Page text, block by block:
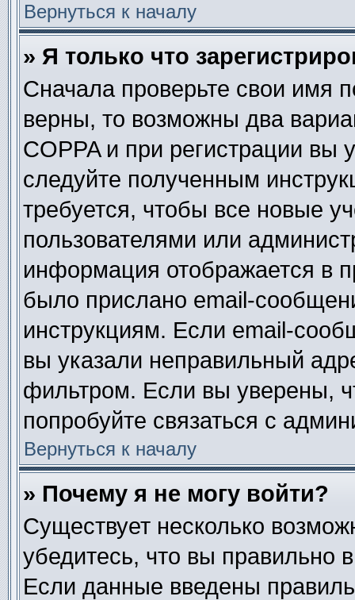
Вернуться к началу
» Я только что
Сначала проверьте свои имя
верны, то возможны два
COPPA и при регистрации вы
следуйте полученным
требуется, чтобы все новые
пользователями или
информация отображается в
было прислано email-
инструкциям. Если email-
вы указали неправильный
фильтром. Если вы уверены,
попробуйте связаться с
Вернуться к началу
» Почему я не могу войти?
Существует несколько
убедитесь, что вы правильно
Если данные введены